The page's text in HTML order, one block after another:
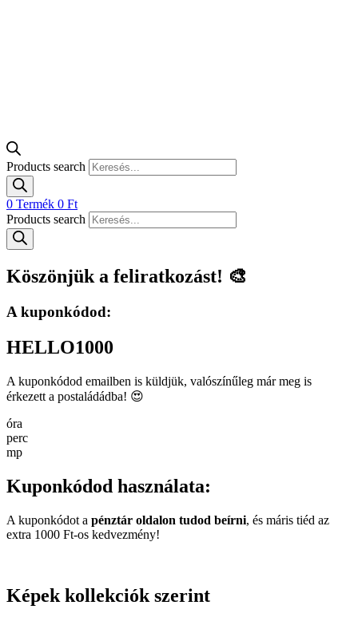
Products search
0 Termék 0 Ft
Products search
Köszönjük a feliratkozást! 🎨
A kuponkódod:
HELLO1000
A kuponkódod emailben is küldjük, valószínűleg már meg is
érkezett a postaládádba! 😍
óra
perc
mp
Kuponkódod használata:
A kuponkódot a pénztár oldalon tudod beírni, és máris tiéd az
extra 1000 Ft-os kedvezmény!
Képek kollekciók szerint